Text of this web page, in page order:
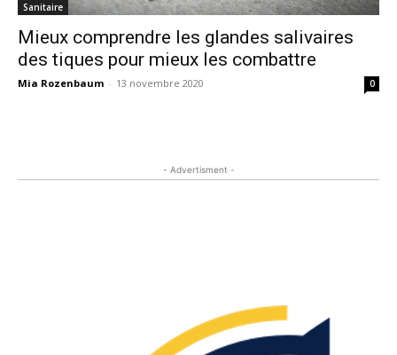
Sanitaire
Mieux comprendre les glandes salivaires
des tiques pour mieux les combattre
Mia Rozenbaum - 13 novembre 2020 0
- Advertisment -